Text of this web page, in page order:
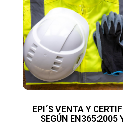
EPI´S VENTA Y
SEGÚN EN365:2005